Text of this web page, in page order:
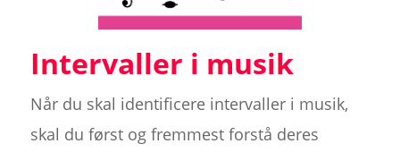
Intervaller i musik
Når du skal identificere intervaller i musik,
skal du først og fremmest forstå deres